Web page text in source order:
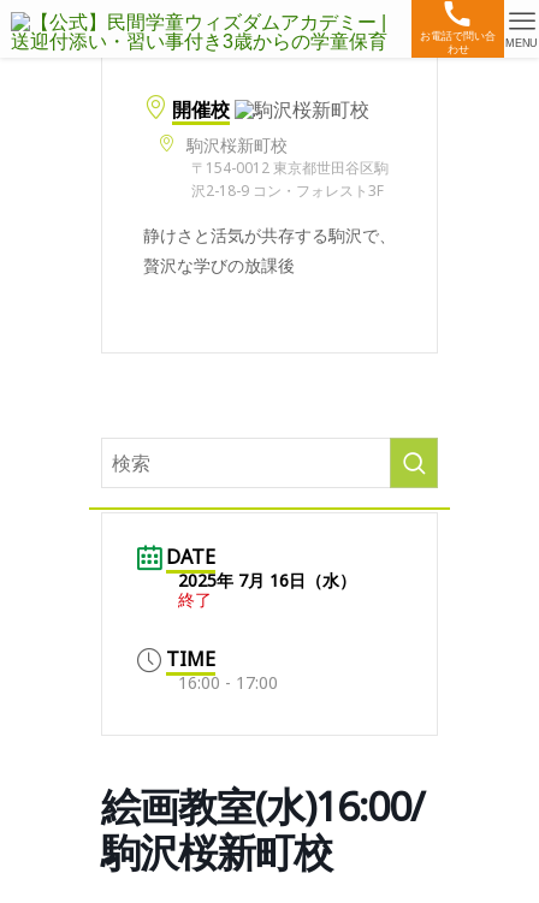
お電話で問い合
わせ
MENU
開催校
駒沢桜新町校
〒154-0012 東京都世田谷区駒
沢2-18-9 コン・フォレスト3F
静けさと活気が共存する駒沢で、
贅沢な学びの放課後
DATE
2025年 7月 16日（水）
終了
TIME
16:00 - 17:00
絵画教室(水)16:00/
駒沢桜新町校